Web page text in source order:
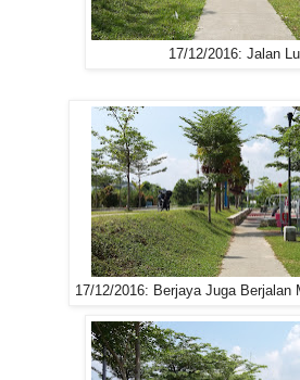
17/12/2016: Jalan
17/12/2016: Berjaya Juga Berjalan